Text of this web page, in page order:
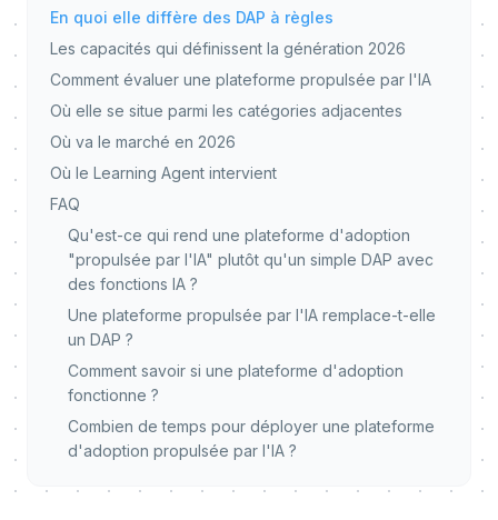
En quoi elle diffère des DAP à règles
Les capacités qui définissent la génération 2026
Comment évaluer une plateforme propulsée par l'IA
Où elle se situe parmi les catégories adjacentes
Où va le marché en 2026
Où le Learning Agent intervient
FAQ
Qu'est-ce qui rend une plateforme d'adoption
"propulsée par l'IA" plutôt qu'un simple DAP avec
des fonctions IA ?
Une plateforme propulsée par l'IA remplace-t-elle
un DAP ?
Comment savoir si une plateforme d'adoption
fonctionne ?
Combien de temps pour déployer une plateforme
d'adoption propulsée par l'IA ?